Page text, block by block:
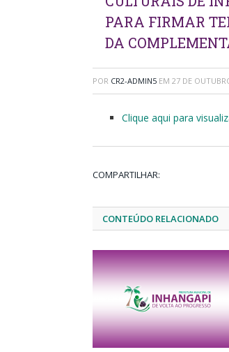
PARA FIRMAR
DA
POR CR2-ADMIN5 EM 27 DE
Clique aqui para
COMPARTILHAR:
CONTEÚDO RELACIONADO